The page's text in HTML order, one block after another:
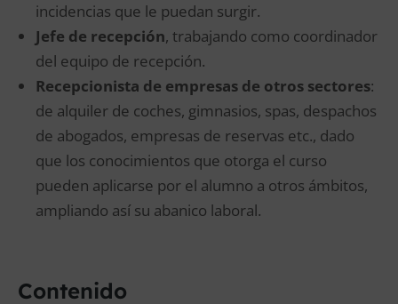
incidencias que le puedan surgir.
Jefe de recepción, trabajando como coordinador
del equipo de recepción.
Recepcionista de empresas de otros sectores:
de alquiler de coches, gimnasios, spas, despachos
de abogados, empresas de reservas etc., dado
que los conocimientos que otorga el curso
pueden aplicarse por el alumno a otros ámbitos,
ampliando así su abanico laboral.
Contenido